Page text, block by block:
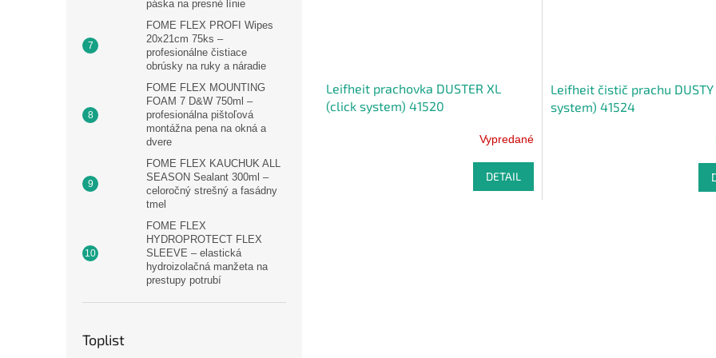
páska na presné línie
FOME FLEX PROFI Wipes
20x21cm 75ks –
profesionálne čistiace
obrúsky na ruky a náradie
FOME FLEX MOUNTING
FOAM 7 D&W 750ml –
profesionálna pištoľová
montážna pena na okná a
dvere
FOME FLEX KAUCHUK ALL
SEASON Sealant 300ml –
celoročný strešný a fasádny
tmel
FOME FLEX
HYDROPROTECT FLEX
SLEEVE – elastická
hydroizolačná manžeta na
prestupy potrubí
Toplist
Leifheit prachovka DUSTER XL
(click system) 41520
Vypredané
DETAIL
Leifheit čistič prachu
system) 41524